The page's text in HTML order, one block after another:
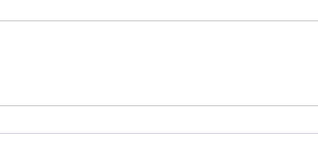
propõe programa que